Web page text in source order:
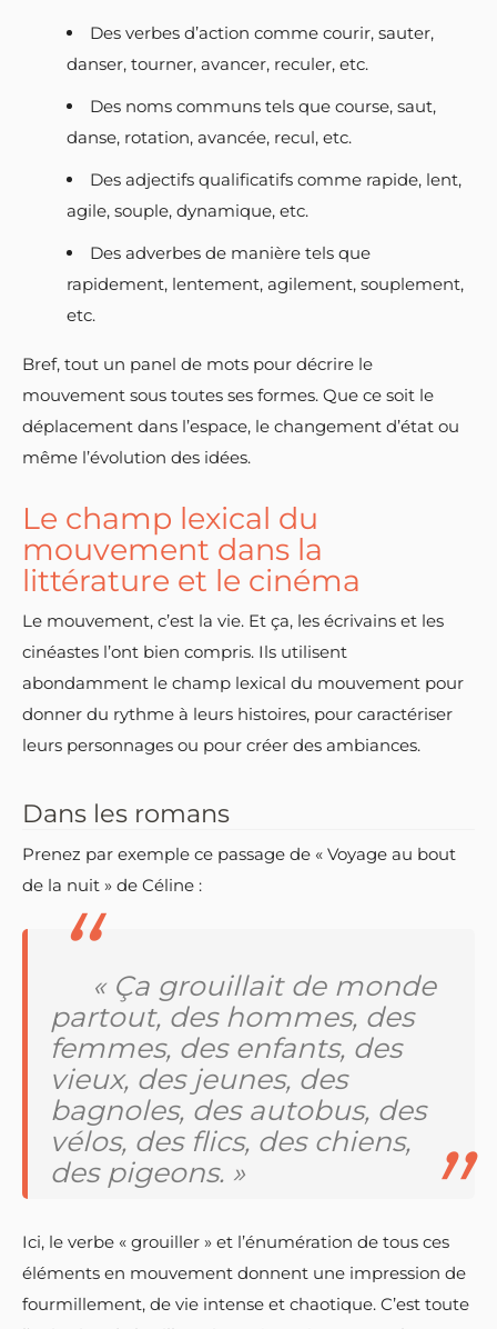
Des verbes d’action comme courir, sauter,
danser, tourner, avancer, reculer, etc.
Des noms communs tels que course, saut,
danse, rotation, avancée, recul, etc.
Des adjectifs qualificatifs comme rapide, lent,
agile, souple, dynamique, etc.
Des adverbes de manière tels que
rapidement, lentement, agilement, souplement,
etc.
Bref, tout un panel de mots pour décrire le
mouvement sous toutes ses formes. Que ce soit le
déplacement dans l’espace, le changement d’état ou
même l’évolution des idées.
Le champ lexical du
mouvement dans la
littérature et le cinéma
Le mouvement, c’est la vie. Et ça, les écrivains et les
cinéastes l’ont bien compris. Ils utilisent
abondamment le champ lexical du mouvement pour
donner du rythme à leurs histoires, pour caractériser
leurs personnages ou pour créer des ambiances.
Dans les romans
Prenez par exemple ce passage de « Voyage au bout
de la nuit » de Céline :
« Ça grouillait de monde
partout, des hommes, des
femmes, des enfants, des
vieux, des jeunes, des
bagnoles, des autobus, des
vélos, des flics, des chiens,
des pigeons. »
Ici, le verbe « grouiller » et l’énumération de tous ces
éléments en mouvement donnent une impression de
fourmillement, de vie intense et chaotique. C’est toute